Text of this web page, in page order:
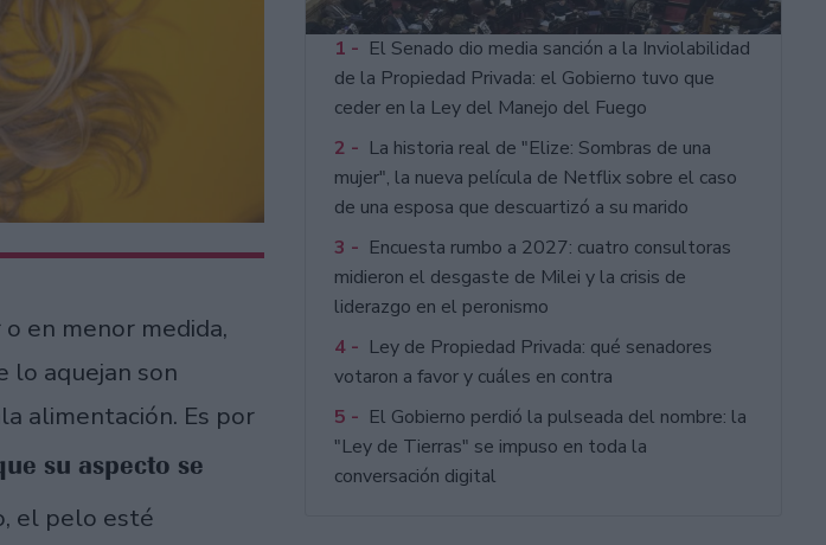
en menor medida,
lo aquejan son
alimentación. Es por
su aspecto se
el pelo esté
1 - El Senado dio media sanción a la Inviolabilidad
de la Propiedad Privada: el Gobierno tuvo que
ceder en la Ley del Manejo del Fuego
2 - La historia real de "Elize: Sombras de una
mujer", la nueva película de Netflix sobre el caso
de una esposa que descuartizó a su marido
3 - Encuesta rumbo a 2027: cuatro consultoras
midieron el desgaste de Milei y la crisis de
liderazgo en el peronismo
4 - Ley de Propiedad Privada: qué senadores
votaron a favor y cuáles en contra
5 - El Gobierno perdió la pulseada del nombre: la
"Ley de Tierras" se impuso en toda la
conversación digital